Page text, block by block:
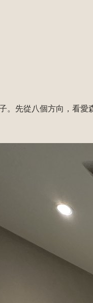
先從八個方向，看愛